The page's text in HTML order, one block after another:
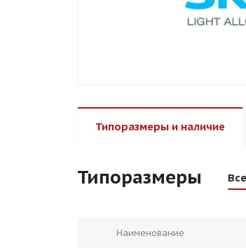
Типоразмеры и наличие
Типоразмеры
Наименование